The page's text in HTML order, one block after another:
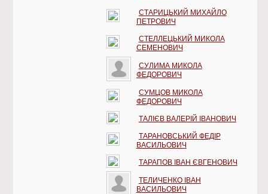
СТАРИЦЬКИЙ МИХАЙЛО
ПЕТРОВИЧ
СТЕЛЛЕЦЬКИЙ МИКОЛА
СЕМЕНОВИЧ
СУЛИМА МИКОЛА
ФЕДОРОВИЧ
СУМЦОВ МИКОЛА
ФЕДОРОВИЧ
ТАЛІЄВ ВАЛЕРІЙ ІВАНОВИЧ
ТАРАНОВСЬКИЙ ФЕДІР
ВАСИЛЬОВИЧ
ТАРАПОВ ІВАН ЄВГЕНОВИЧ
ТЕЛИЧЕНКО ІВАН
ВАСИЛЬОВИЧ